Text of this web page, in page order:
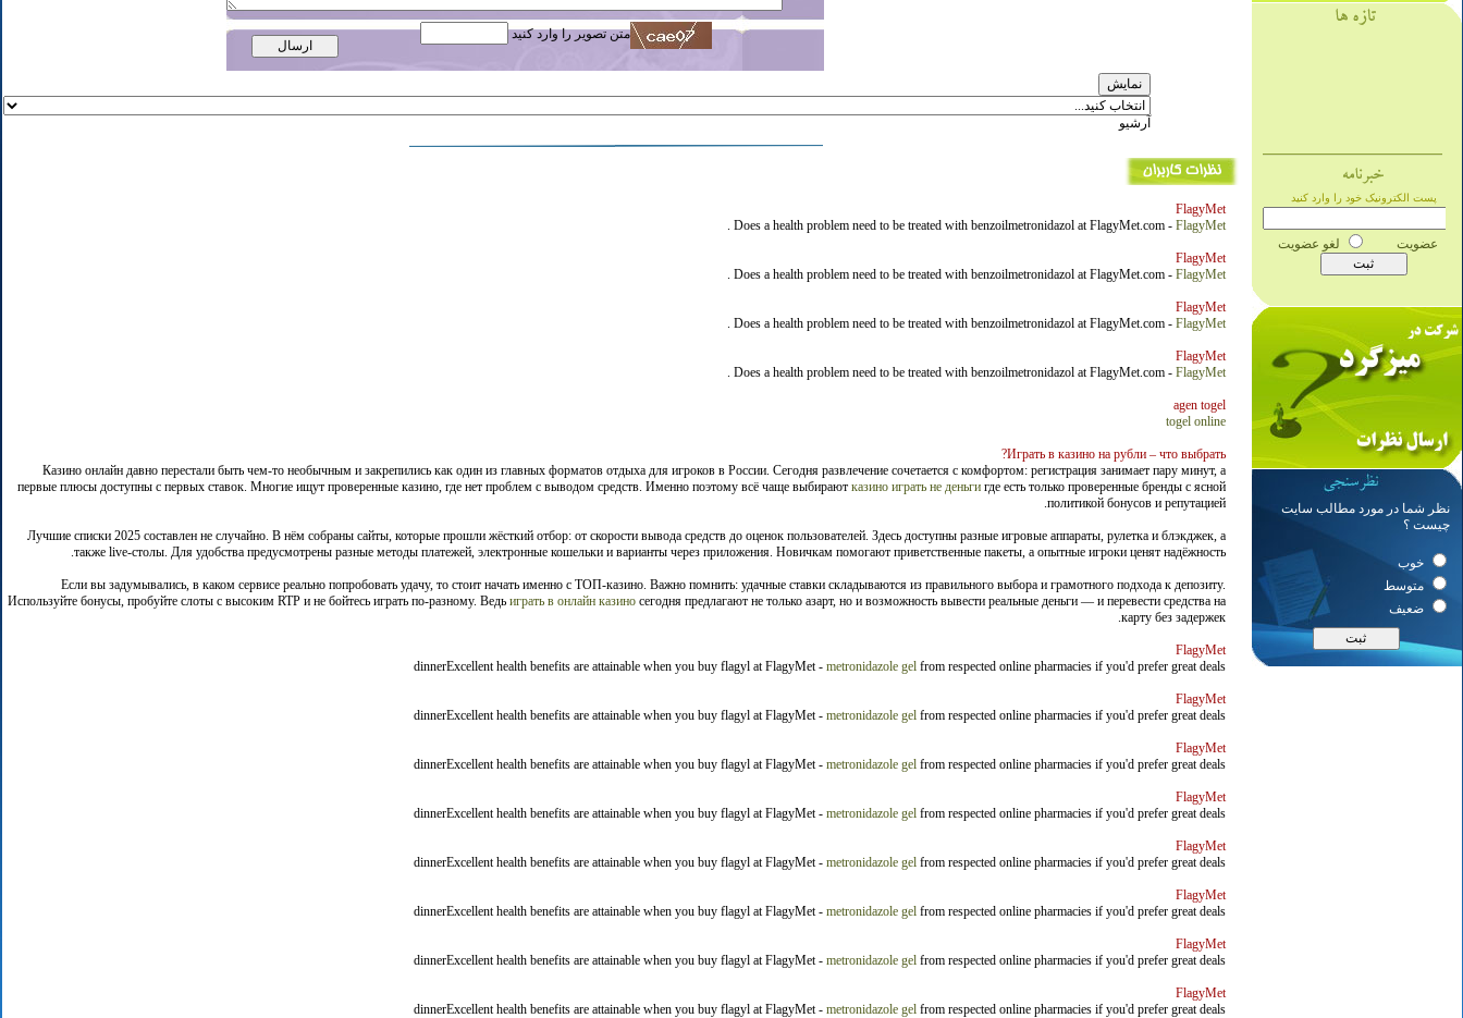
متن تصویر را وارد کنید
آرشیو
FlagyMet
Does a health problem need to be treated with benzoilmetronidazol at FlagyMet.com - FlagyMet
.
FlagyMet
Does a health problem need to be treated with benzoilmetronidazol at FlagyMet.com - FlagyMet
.
FlagyMet
Does a health problem need to be treated with benzoilmetronidazol at FlagyMet.com - FlagyMet
.
FlagyMet
Does a health problem need to be treated with benzoilmetronidazol at FlagyMet.com - FlagyMet
.
agen togel
togel online
Играть в казино на рубли – что выбрать?
Казино онлайн давно перестали быть чем-то необычным и закрепились как один из главных форматов отдыха для игроков в России. Сегодня развлечение сочетается с комфортом: регистрация занимает пару минут, а
первые плюсы доступны с первых ставок. Многие ищут проверенные казино, где нет проблем с выводом средств. Именно поэтому всё чаще выбирают казино играть не деньгигде есть только проверенные бренды с ясной
политикой бонусов и репутацией.
Лучшие списки 2025 составлен не случайно. В нём собраны сайты, которые прошли жёсткий отбор: от скорости вывода средств до оценок пользователей. Здесь доступны разные игровые аппараты, рулетка и блэкджек, а
также live-столы. Для удобства предусмотрены разные методы платежей, электронные кошельки и варианты через приложения. Новичкам помогают приветственные пакеты, а опытные игроки ценят надёжность.
Если вы задумывались, в каком сервисе реально попробовать удачу, то стоит начать именно с ТОП-казино. Важно помнить: удачные ставки складываются из правильного выбора и грамотного подхода к депозиту.
Используйте бонусы, пробуйте слоты с высоким RTP и не бойтесь играть по-разному. Ведь играть в онлайн казиносегодня предлагают не только азарт, но и возможность вывести реальные деньги — и перевести средства на
карту без задержек.
FlagyMet
dinnerExcellent health benefits are attainable when you buy flagyl at FlagyMet - metronidazole gelfrom respected online pharmacies if you'd prefer great deals
FlagyMet
dinnerExcellent health benefits are attainable when you buy flagyl at FlagyMet - metronidazole gelfrom respected online pharmacies if you'd prefer great deals
FlagyMet
dinnerExcellent health benefits are attainable when you buy flagyl at FlagyMet - metronidazole gelfrom respected online pharmacies if you'd prefer great deals
FlagyMet
dinnerExcellent health benefits are attainable when you buy flagyl at FlagyMet - metronidazole gelfrom respected online pharmacies if you'd prefer great deals
FlagyMet
dinnerExcellent health benefits are attainable when you buy flagyl at FlagyMet - metronidazole gelfrom respected online pharmacies if you'd prefer great deals
FlagyMet
dinnerExcellent health benefits are attainable when you buy flagyl at FlagyMet - metronidazole gelfrom respected online pharmacies if you'd prefer great deals
FlagyMet
dinnerExcellent health benefits are attainable when you buy flagyl at FlagyMet - metronidazole gelfrom respected online pharmacies if you'd prefer great deals
FlagyMet
dinnerExcellent health benefits are attainable when you buy flagyl at FlagyMet - metronidazole gelfrom respected online pharmacies if you'd prefer great deals
نظر شما در مورد مطالب سایت
چیست ؟
خوب
متوسط
ضعیف